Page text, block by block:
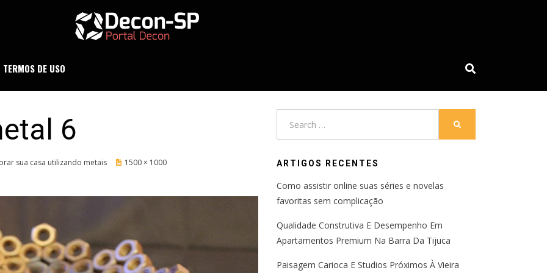
DECON-SP
TERMOS DE USO
6
sua casa utilizando metais 1500 × 1000 ARTIGOS RECENTES
Como assistir online suas séries e novelas
favoritas sem complicação
Qualidade Construtiva E Desempenho Em
Apartamentos Premium Na Barra Da Tijuca
Paisagem Carioca E Studios Próximos À Vieira